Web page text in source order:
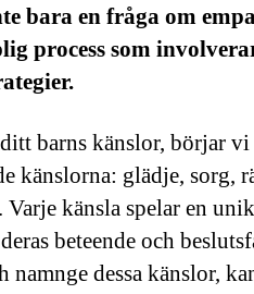
bara en fråga om
process som
barns känslor, börjar
känslorna: glädje, sorg,
Varje känsla spelar en
beteende och
namnge dessa känslor,